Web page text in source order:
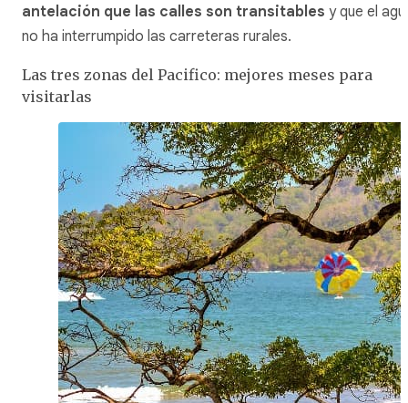
antelación que las calles son transitables y que el
no ha interrumpido las carreteras rurales.
Las tres zonas del Pacifico: mejores meses para
visitarlas